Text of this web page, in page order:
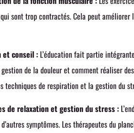
sont trop contractés. Cela peut
et conseil : L’éducation fait partie
de la douleur et comment réaliser
techniques de respiration et la gestion du
de relaxation et gestion du stress :
symptômes. Les thérapeutes du